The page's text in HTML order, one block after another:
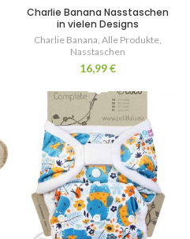
Charlie Banana Nasstaschen
in vielen Designs
Charlie Banana, Alle Produkte,
Nasstaschen
16,99€